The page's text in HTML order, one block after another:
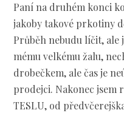
Paní na druhém konci
jakoby takové prkotiny
Průběh nebudu líčit, ale
mému velkému žalu,
drobečkem, ale čas je
prodejci. Nakonec jsem
TESLU, od